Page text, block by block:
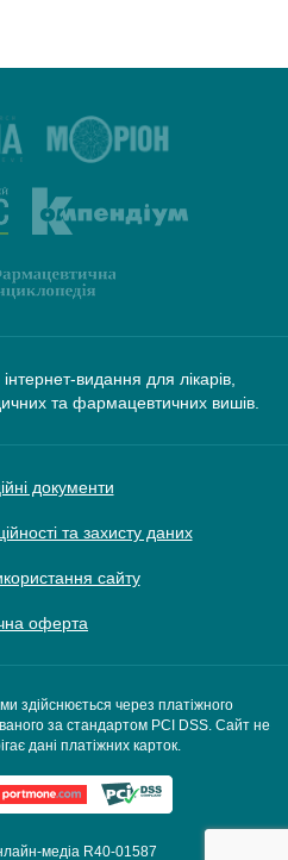
видання для лікарів,
та фармацевтичних вишів.
документи
та захисту даних
сайту
оферта
медіа R40-01587
здійснюється через платіжного
за стандартом PCI DSS. Сайт не
дані платіжних карток.